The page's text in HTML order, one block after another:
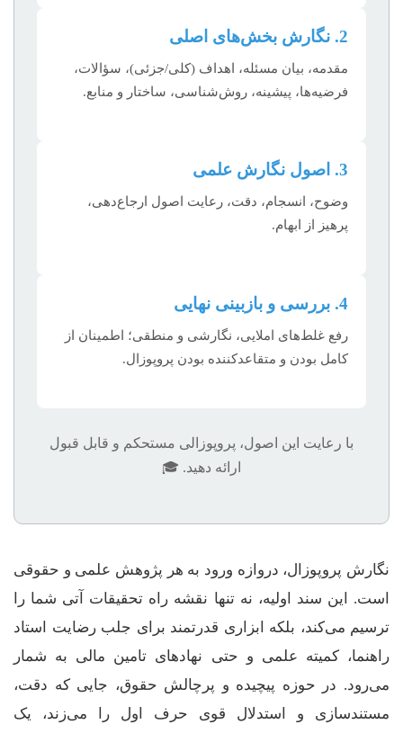
2. نگارش بخش‌های اصلی
مقدمه، بیان مسئله، اهداف (کلی/جزئی)، سؤالات،
فرضیه‌ها، پیشینه، روش‌شناسی، ساختار و منابع.
3. اصول نگارش علمی
وضوح، انسجام، دقت، رعایت اصول ارجاع‌دهی،
پرهیز از ابهام.
4. بررسی و بازبینی نهایی
رفع غلط‌های املایی، نگارشی و منطقی؛ اطمینان از
کامل بودن و متقاعدکننده بودن پروپوزال.
با رعایت این اصول، پروپوزالی مستحکم و قابل قبول
ارائه دهید. 🎓
نگارش پروپوزال، دروازه ورود به هر پژوهش علمی و حقوقی
است. این سند اولیه، نه تنها نقشه راه تحقیقات آتی شما را
ترسیم می‌کند، بلکه ابزاری قدرتمند برای جلب رضایت استاد
راهنما، کمیته علمی و حتی نهادهای تامین مالی به شمار
می‌رود. در حوزه پیچیده و پرچالش حقوق، جایی که دقت،
مستندسازی و استدلال قوی حرف اول را می‌زند، یک